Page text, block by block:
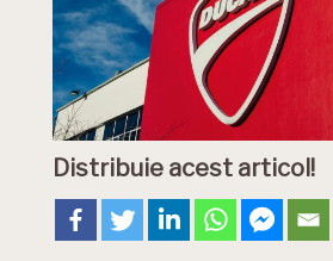
Distribuie acest articol!